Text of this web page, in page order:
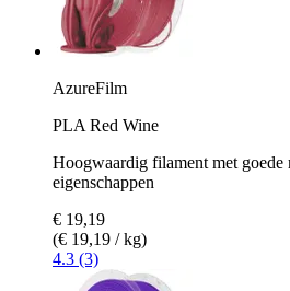
AzureFilm
PLA Red Wine
Hoogwaardig filament met goede
eigenschappen
€ 19,19
(€ 19,19 / kg)
4.3 (3)